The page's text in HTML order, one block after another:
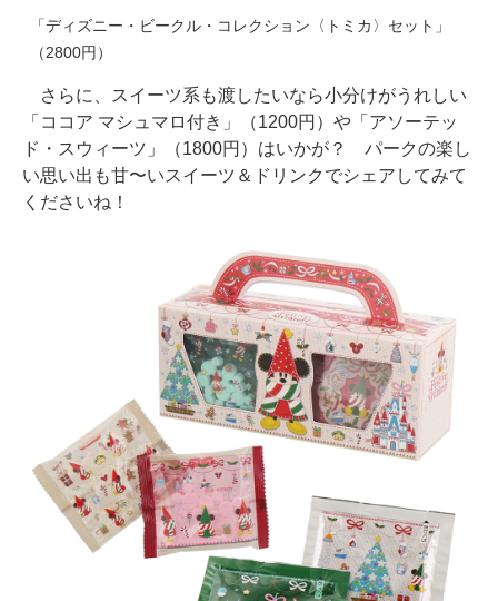
「ディズニー・ビークル・コレクション〈トミカ〉セット」
（2800円）
さらに、スイーツ系も渡したいなら小分けがうれしい
「ココア マシュマロ付き」（1200円）や「アソーテッ
ド・スウィーツ」（1800円）はいかが？ パークの楽し
い思い出も甘〜いスイーツ＆ドリンクでシェアしてみて
くださいね！